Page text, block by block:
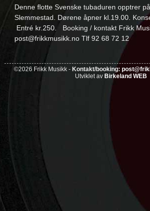
Denne flotte Svenske tubaduren opptrer
Slemmestad. Dørene åpner kl.19.00.
Entré kr.250. Booking / kontakt Frikk
post@frikkmusikk.no Tlf 92 68 72 12
©2026 Frikk Musikk - Kontakt/booking:
Utviklet av Birkeland WEB